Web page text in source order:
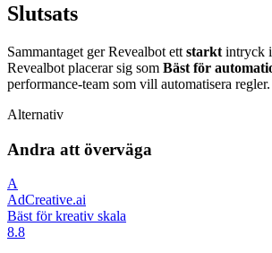
Slutsats
Sammantaget ger Revealbot ett starkt intryck i
Revealbot placerar sig som Bäst för
performance-team som vill automatisera regler.
Alternativ
Andra att överväga
A
AdCreative.ai
Bäst för kreativ skala
8.8